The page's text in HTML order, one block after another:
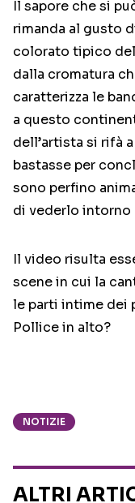
Il sapore che si
rimanda al gusto
colorato tipico
dalla cromatura
caratterizza le
a questo
dell’artista si rifà
bastasse per
sono perfino
di vederlo intorno
Il video risulta
scene in cui la
le parti intime dei
Pollice in alto?
NOTIZIE
ALTRI